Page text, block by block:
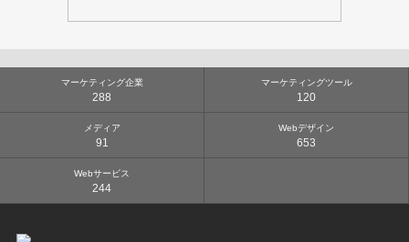
マーケティング企業
288
マーケティングツール
120
メディア
91
Webデザイン
653
Webサービス
244